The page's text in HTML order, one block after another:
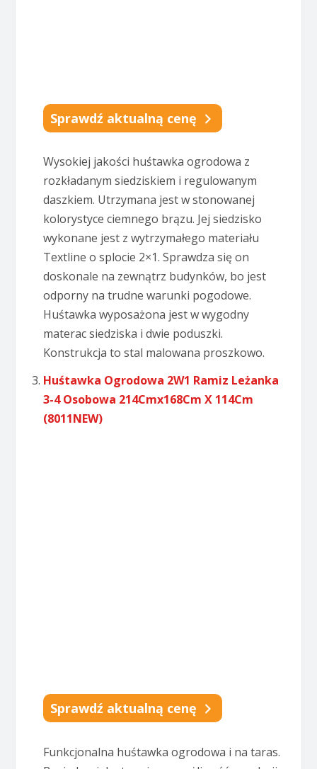
Sprawdź aktualną cenę
Wysokiej jakości huśtawka ogrodowa z
rozkładanym siedziskiem i regulowanym
daszkiem. Utrzymana jest w stonowanej
kolorystyce ciemnego brązu. Jej siedzisko
wykonane jest z wytrzymałego materiału
Textline o splocie 2×1. Sprawdza się on
doskonale na zewnątrz budynków, bo jest
odporny na trudne warunki pogodowe.
Huśtawka wyposażona jest w wygodny
materac siedziska i dwie poduszki.
Konstrukcja to stal malowana proszkowo.
Huśtawka Ogrodowa 2W1 Ramiz Leżanka
3-4 Osobowa 214Cmx168Cm X 114Cm
(8011NEW)
Sprawdź aktualną cenę
Funkcjonalna huśtawka ogrodowa i na taras.